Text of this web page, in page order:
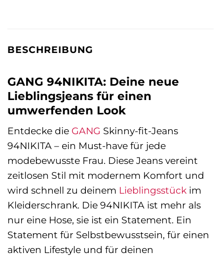
BESCHREIBUNG
GANG 94NIKITA: Deine neue
Lieblingsjeans für einen
umwerfenden Look
Entdecke die GANG Skinny-fit-Jeans
94NIKITA – ein Must-have für jede
modebewusste Frau. Diese Jeans vereint
zeitlosen Stil mit modernem Komfort und
wird schnell zu deinem Lieblingsstück im
Kleiderschrank. Die 94NIKITA ist mehr als
nur eine Hose, sie ist ein Statement. Ein
Statement für Selbstbewusstsein, für einen
aktiven Lifestyle und für deinen